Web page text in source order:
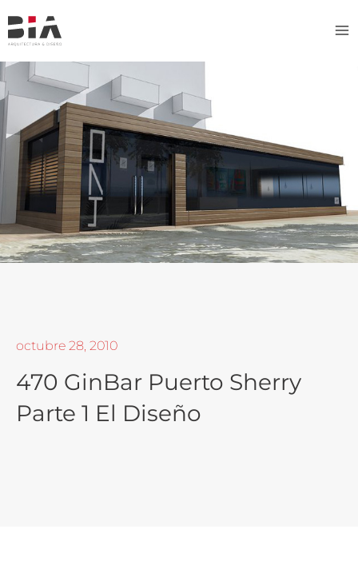
al
contenido
octubre 28, 2010
470 GinBar Puerto Sherry
Parte 1 El Diseño